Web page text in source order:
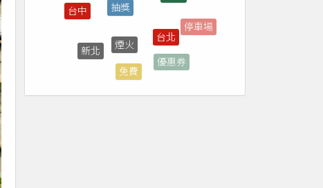
停車場
優惠券
煙火